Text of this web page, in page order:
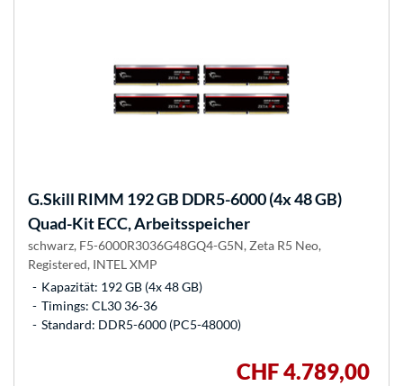
G.Skill RIMM 192 GB DDR5-6000 (4x 48 GB)
Quad-Kit ECC, Arbeitsspeicher
schwarz, F5-6000R3036G48GQ4-G5N, Zeta R5 Neo,
Registered, INTEL XMP
Kapazität: 192 GB (4x 48 GB)
Timings: CL30 36-36
Standard: DDR5-6000 (PC5-48000)
CHF 4.789,00